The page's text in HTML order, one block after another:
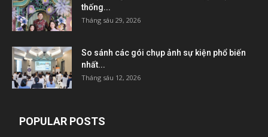
thống...
Tháng sáu 29, 2026
So sánh các gói chụp ảnh sự kiện phổ biến
nhất...
Tháng sáu 12, 2026
POPULAR POSTS